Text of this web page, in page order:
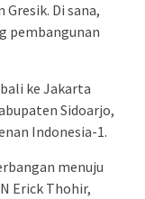
Di sana,
pembangunan
ke Jakarta
Sidoarjo,
Indonesia-1.
menuju
Erick Thohir,